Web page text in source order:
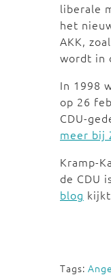
liberale
het
AKK,
wordt in
In 1998
op 26
CDU-
meer bij
Kramp-
de CDU
blog
Tags: